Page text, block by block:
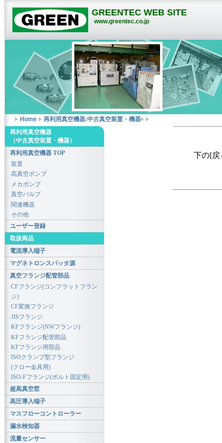
GREENTEC WEB SITE
www.greentec.co.jp
Home 再利用真空機器:中古真空装置・機器
下の[戻
再利用真空機器
（中古真空装置・機器）
再利用真空機器 TOP
装置
高真空ポンプ
メカポンプ
真空バルブ
関連機器
その他
ユーザー登録
取扱商品
電流導入端子
マグネトロンスパッタ源
真空フランジ配管部品
CFフランジ(コンフラットフラン
ジ)
CF変換フランジ
JISフランジ
KFフランジ(NWフランジ)
KFフランジ配管部品
KFフランジ用部品
ISOクランプ型フランジ
(クロー金具用)
ISO-Fフランジ(ボルト固定用)
超高真空窓
高圧導入端子
マスフローコントローラー
漏水検知器
流量センサー